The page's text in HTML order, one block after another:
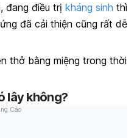
đang điều trị kháng sinh thì
đã cải thiện cũng rất dễ
thở bằng miệng trong thời
lây không?
Cáo